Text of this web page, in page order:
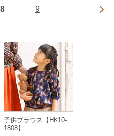
8 9
子供ブラウス【HK10-
1808】